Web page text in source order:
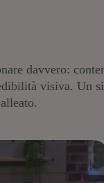
davvero:
visiva. Un